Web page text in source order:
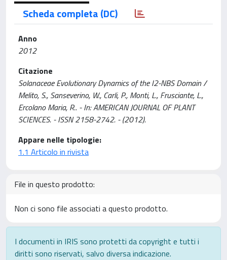
Scheda completa (DC)
Anno
2012
Citazione
Solanaceae Evolutionary Dynamics of the I2-NBS Domain /
Melito, S., Sanseverino, W., Carli, P., Monti, L., Frusciante, L.,
Ercolano Maria, R.. - In: AMERICAN JOURNAL OF PLANT
SCIENCES. - ISSN 2158-2742. - (2012).
Appare nelle tipologie:
1.1 Articolo in rivista
File in questo prodotto:
Non ci sono file associati a questo prodotto.
I documenti in IRIS sono protetti da copyright e tutti i
diritti sono riservati, salvo diversa indicazione.